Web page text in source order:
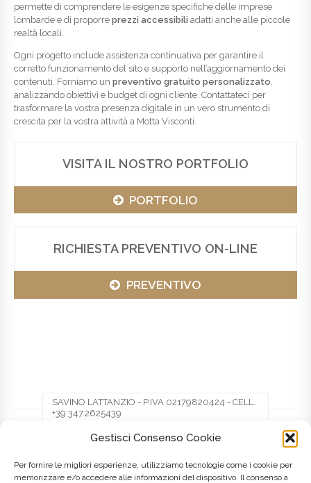
Gestisci Consenso Cookie
Per fornire le migliori esperienze, utilizziamo tecnologie come i cookie per
memorizzare e/o accedere alle informazioni del dispositivo. Il consenso a
permette di comprendere le esigenze specifiche delle imprese
lombarde e di proporre prezzi accessibili adatti anche alle piccole
realtà locali.
Ogni progetto include assistenza continuativa per garantire il
corretto funzionamento del sito e supporto nell’aggiornamento dei
contenuti. Forniamo un preventivo gratuito personalizzato,
analizzando obiettivi e budget di ogni cliente. Contattateci per
trasformare la vostra presenza digitale in un vero strumento di
crescita per la vostra attività a Motta Visconti.
VISITA IL NOSTRO PORTFOLIO
PORTFOLIO
RICHIESTA PREVENTIVO ON-LINE
PREVENTIVO
SAVINO LATTANZIO - P.IVA 02179820424 - CELL.
+39 347.2625439
Facebook Twitter Pinterest